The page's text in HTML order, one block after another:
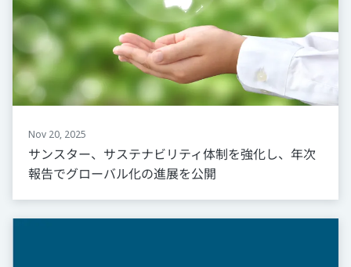
Nov 20, 2025
サンスター、サステナビリティ体制を強化し、年次
報告でグローバル化の進展を公開